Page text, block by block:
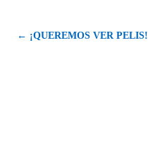
← ¡QUEREMOS VER PELIS!